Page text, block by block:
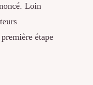
Loin
étape